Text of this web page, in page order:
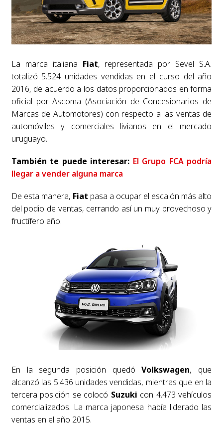
La marca italiana Fiat, representada por Sevel S.A.
totalizó 5.524 unidades vendidas en el curso del año
2016, de acuerdo a los datos proporcionados en forma
oficial por Ascoma (Asociación de Concesionarios de
Marcas de Automotores) con respecto a las ventas de
automóviles y comerciales livianos en el mercado
uruguayo.
También te puede interesar: El Grupo FCA podría
llegar a vender alguna marca
De esta manera, Fiat pasa a ocupar el escalón más alto
del podio de ventas, cerrando así un muy provechoso y
fructífero año.
En la segunda posición quedóVolkswagen, que
alcanzó las 5.436 unidades vendidas, mientras que en la
tercera posición se colocó Suzuki con 4.473 vehículos
comercializados. La marca japonesa había liderado las
ventas en el año 2015.